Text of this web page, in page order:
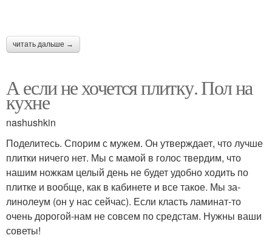
читать дальше →
А если не хочется плитку. Пол на
кухне
nashushkin
Поделитесь. Спорим с мужем. Он утверждает, что лучше
плитки ничего нет. Мы с мамой в голос твердим, что
нашим ножкам целый день не будет удобно ходить по
плитке и вообще, как в кабинете и все такое. Мы за-
линолеум (он у нас сейчас). Если класть ламинат-то
очень дорогой-нам не совсем по средстам. Нужны ваши
советы!